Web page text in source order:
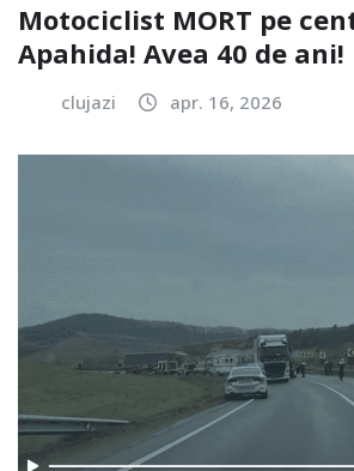
Motociclist MORT pe
Apahida! Avea 40 de ani!
clujazi apr. 16, 2026